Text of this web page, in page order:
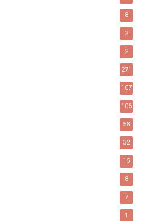
8
2
2
271
107
106
58
32
15
8
7
1